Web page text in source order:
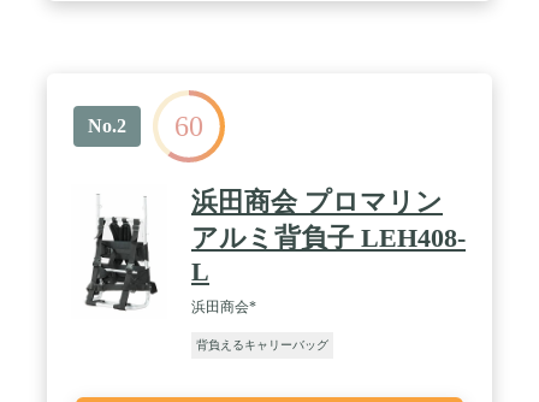
No.2 60
浜田商会 プロマリン
アルミ背負子 LEH408-
L
浜田商会*
背負えるキャリーバッグ